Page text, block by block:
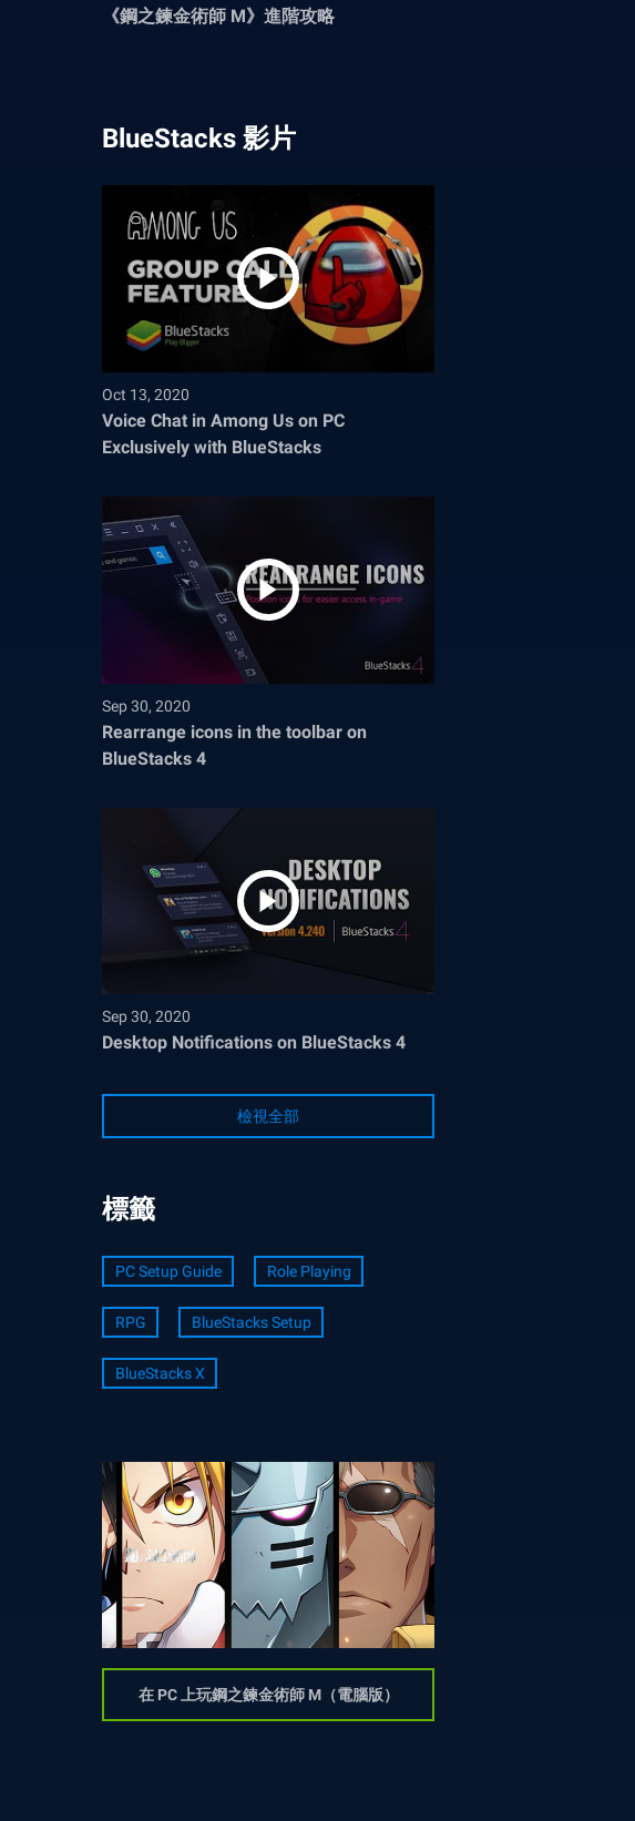
《鋼之鍊金術師 M》進階攻略
BlueStacks 影片
Oct 13, 2020
Voice Chat in Among Us on PC
Exclusively with BlueStacks
Sep 30, 2020
Rearrange icons in the toolbar on
BlueStacks 4
Sep 30, 2020
Desktop Notifications on BlueStacks 4
檢視全部
標籤
PC Setup Guide Role Playing
RPG BlueStacks Setup
BlueStacks X
在 PC 上玩鋼之鍊金術師 M（電腦版）